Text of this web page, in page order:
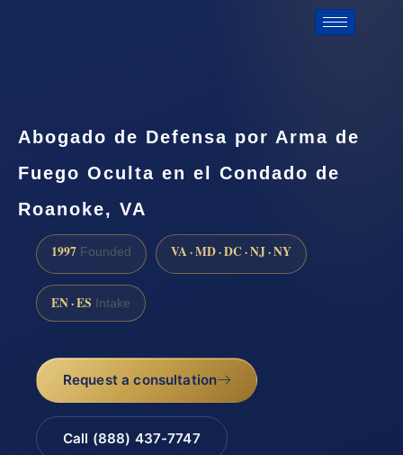
Abogado de Defensa por Arma de
Fuego Oculta en el Condado de
Roanoke, VA
1997 Founded VA · MD · DC · NJ · NY
EN · ES Intake
Request a consultation
Call (888) 437-7747